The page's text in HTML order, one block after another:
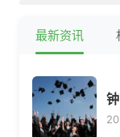
最新资讯